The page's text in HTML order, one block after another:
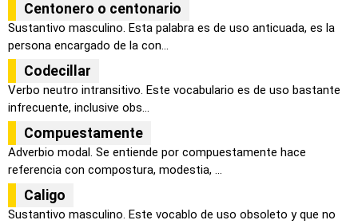
Centonero o centonario
Sustantivo masculino. Esta palabra es de uso anticuada, es la
persona encargado de la con...
Codecillar
Verbo neutro intransitivo. Este vocabulario es de uso bastante
infrecuente, inclusive obs...
Compuestamente
Adverbio modal. Se entiende por compuestamente hace
referencia con compostura, modestia, ...
Caligo
Sustantivo masculino. Este vocablo de uso obsoleto y que no